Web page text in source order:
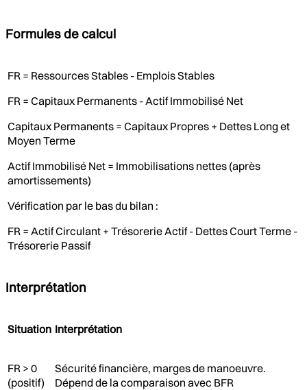
Formules de calcul
FR = Ressources Stables - Emplois Stables
FR = Capitaux Permanents - Actif Immobilisé Net
Capitaux Permanents = Capitaux Propres + Dettes Long et
Moyen Terme
Actif Immobilisé Net = Immobilisations nettes (après
amortissements)
Vérification par le bas du bilan :
FR = Actif Circulant + Trésorerie Actif - Dettes Court Terme -
Trésorerie Passif
Interprétation
Situation Interprétation
FR > 0
(positif)
Sécurité financière, marges de manoeuvre.
Dépend de la comparaison avec BFR